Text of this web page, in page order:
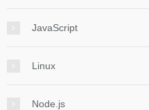
JavaScript
Linux
Node.js